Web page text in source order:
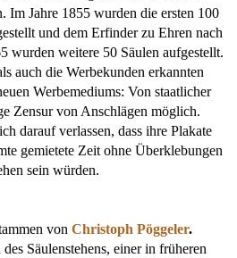
Im Jahre 1855 wurden die ersten 100
und dem Erfinder zu Ehren nach
wurden weitere 50 Säulen aufgestellt.
auch die Werbekunden erkannten
Werbemediums: Von staatlicher
Zensur von Anschlägen möglich.
darauf verlassen, dass ihre Plakate
gemietete Zeit ohne Überklebungen
sein würden.
von Christoph Pöggeler.
Säulenstehens, einer in früheren